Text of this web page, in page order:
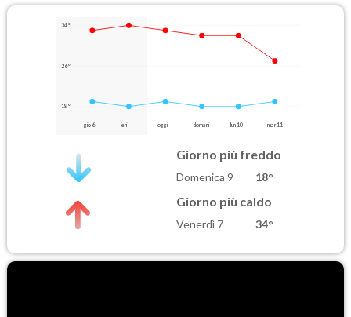
34°
26°
18°
gio 6 ieri oggi domani lun 10 mar 11
Giorno più freddo
Domenica 9 18°
Giorno più caldo
Venerdì 7 34°